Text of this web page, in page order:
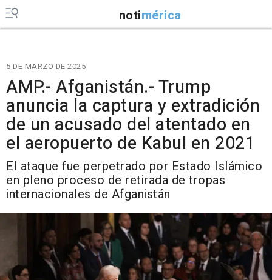
notimérica
5 DE MARZO DE 2025
AMP.- Afganistán.- Trump
anuncia la captura y extradición
de un acusado del atentado en
el aeropuerto de Kabul en 2021
El ataque fue perpetrado por Estado Islámico
en pleno proceso de retirada de tropas
internacionales de Afganistán